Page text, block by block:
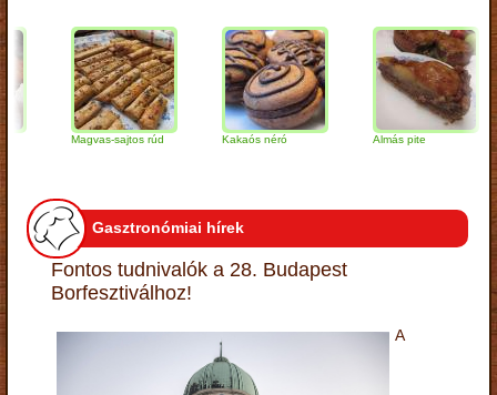
Magvas-sajtos rúd Kakaós néró Almás pite
Gasztronómiai hírek
Fontos tudnivalók a 28. Budapest
Borfesztiválhoz!
A